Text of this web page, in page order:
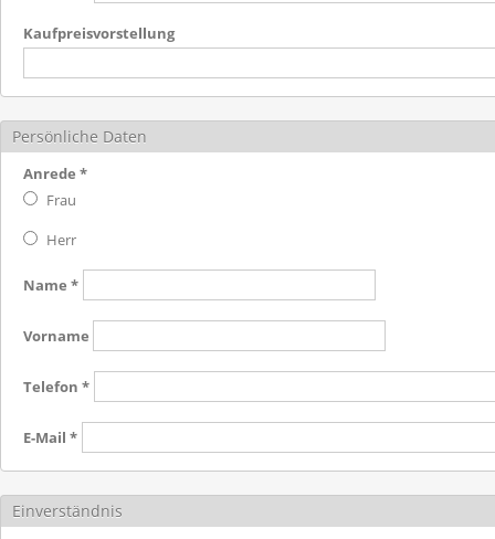
Kaufpreisvorstellung
Persönliche Daten
Anrede *
Frau
Herr
Name *
Vorname
Telefon *
E-Mail *
Einverständnis